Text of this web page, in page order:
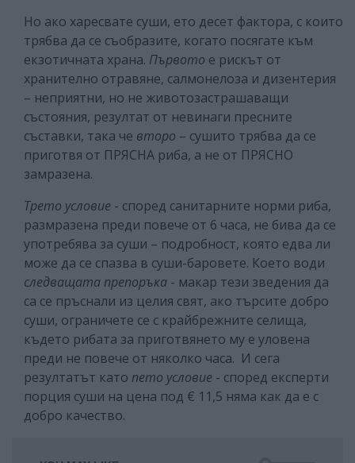
Но ако харесвате суши, ето десет фактора, с които
трябва да се съобразите, когато посягате към
екзотичната храна. Първото е рискът от
хранително отравяне, салмонелоза и дизентерия
– неприятни, но не животозастрашаващи
състояния, резултат от невинаги пресните
съставки, така че второ – сушито трябва да се
приготвя от ПРЯСНА риба, а не от ПРЯСНО
замразена.
Трето условие - според санитарните норми риба,
размразена преди повече от 6 часа, не бива да се
употребява за суши – подробност, която едва ли
може да се спазва в суши-баровете. Което води
следващатапрепоръка - макар тези зведения да
са се пръснали из целия свят, ако търсите добро
суши, ограничете се с крайбрежните селища,
където рибата за приготвянето му е уловена
преди не повече от няколко часа. И сега
резултатът като пето условие - според експерти
порция суши на цена под € 11,5 няма как да е с
добро качество.